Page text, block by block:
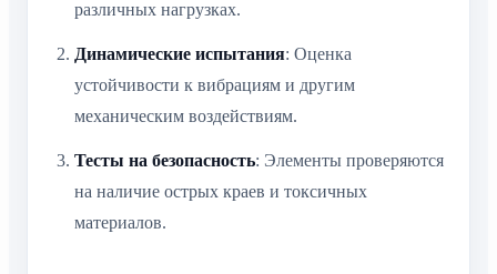
различных нагрузках.
Динамические испытания: Оценка
устойчивости к вибрациям и другим
механическим воздействиям.
Тесты на безопасность: Элементы проверяются
на наличие острых краев и токсичных
материалов.